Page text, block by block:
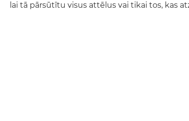
lai tā pārsūtītu visus attēlus vai tikai tos, kas